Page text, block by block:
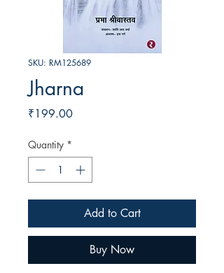
SKU: RM125689
Jharna
₹199.00Price
Quantity *
Add to Cart
Buy Now